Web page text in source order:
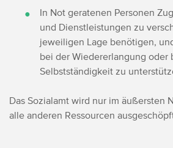
In Not geratenen Personen
und Dienstleistungen zu
jeweiligen Lage benötigen,
bei der Wiedererlangung oder
Selbstständigkeit zu
Das Sozialamt wird nur im äußersten
alle anderen Ressourcen